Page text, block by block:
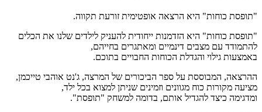
"תופסת כוחות" היא הרצאה אופטימית זורעת תקווה.
"תופסת כוחות" היא הזדמנות ייחודית להעניק לילדים שלנו את הכלים
להתמודד עם מצבים דינמיים ומאתגרים בחייהם,
באמצעות גילוי והגדלת הכוחות החבויים בתוכם.
ההרצאה, המבוססת על ספר הביכורים של המרצה, ג'נט אוהבי טייכמן,
מציעה מקורות כוח מגוונים וזמינים שניתן למצוא בכל ילד,
ומדגימה כיצד להגדיל אותם, בדומה למשחק "תופסת".